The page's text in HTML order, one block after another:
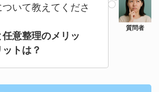
いて教えてくださ
意整理のメリッ
ットは？